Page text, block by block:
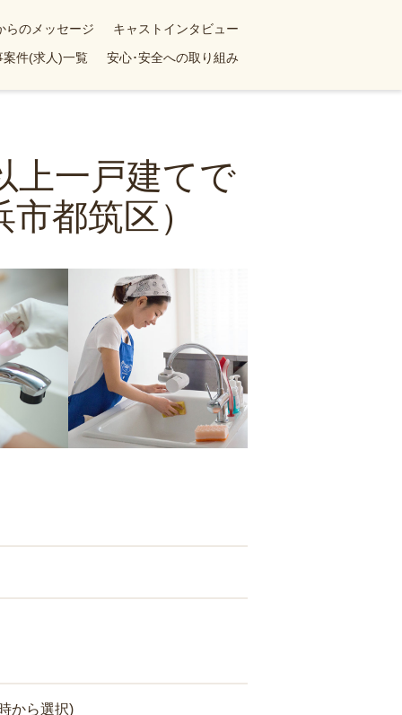
らのメッセージ
キャストインタビュー
案件(求人)一覧 安心･安全への取り組み
上一戸建てで
都筑区）
から選択)